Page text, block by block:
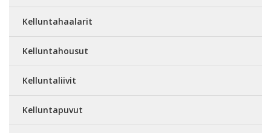
Kelluntahaalarit
Kelluntahousut
Kelluntaliivit
Kelluntapuvut